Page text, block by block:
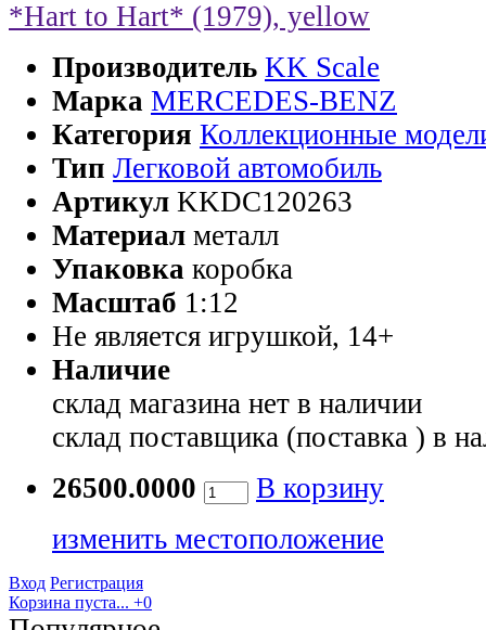
Производитель KK Scale
Марка MERCEDES-BENZ
Категория Коллекционные
Тип Легковой автомобиль
Артикул KKDC120263
Материал металл
Упаковка коробка
Масштаб 1:12
Не является игрушкой, 14+
Наличие
склад магазина нет в наличии
склад поставщика (поставка ) в
26500.0000
В корзину
изменить местоположение
Вход Регистрация
Корзина пуста... +0